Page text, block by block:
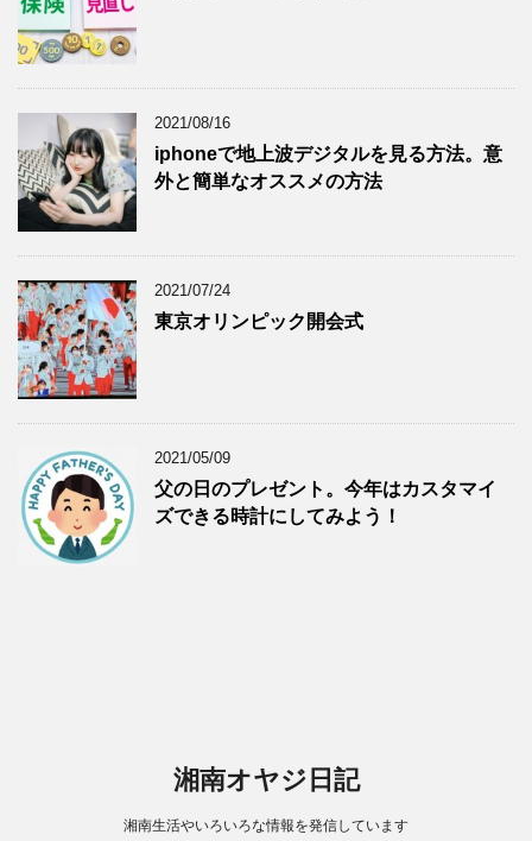
2021/08/16
iphoneで地上波デジタルを見る方法。意
外と簡単なオススメの方法
2021/07/24
東京オリンピック開会式
2021/05/09
父の日のプレゼント。今年はカスタマイ
ズできる時計にしてみよう！
湘南オヤジ日記
湘南生活やいろいろな情報を発信しています